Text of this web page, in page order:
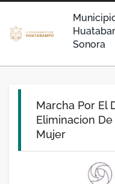
Sonora
Marcha Por El
Eliminacion
Mujer